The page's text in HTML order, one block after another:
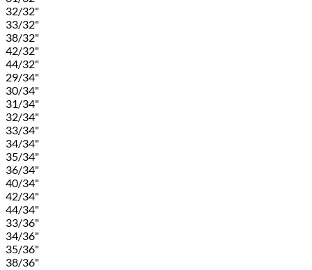
32/32"
33/32"
38/32"
42/32"
44/32"
29/34"
30/34"
31/34"
32/34"
33/34"
34/34"
35/34"
36/34"
40/34"
42/34"
44/34"
33/36"
34/36"
35/36"
38/36"